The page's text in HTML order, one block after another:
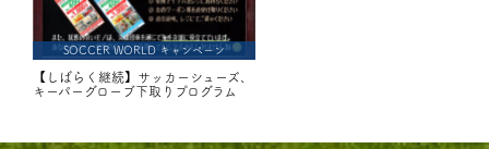
SOCCER WORLD キャンペーン
【しばらく継続】サッカーシューズ、
キーパーグローブ下取りプログラム